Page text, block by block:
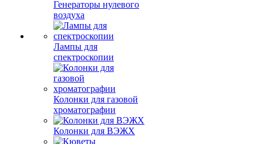
Генераторы нулевого
воздуха
Лампы для
спектроскопии
Колонки для газовой
хроматографии
Колонки для ВЭЖХ